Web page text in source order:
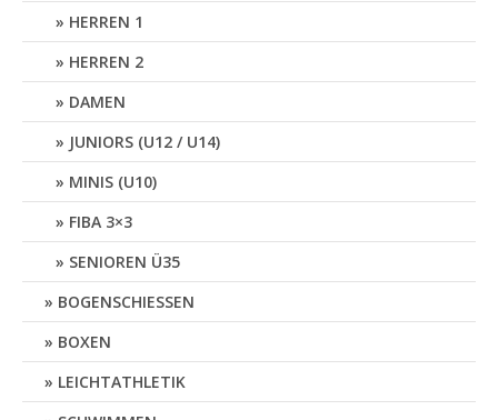
HERREN 1
HERREN 2
DAMEN
JUNIORS (U12 / U14)
MINIS (U10)
FIBA 3×3
SENIOREN Ü35
BOGENSCHIESSEN
BOXEN
LEICHTATHLETIK